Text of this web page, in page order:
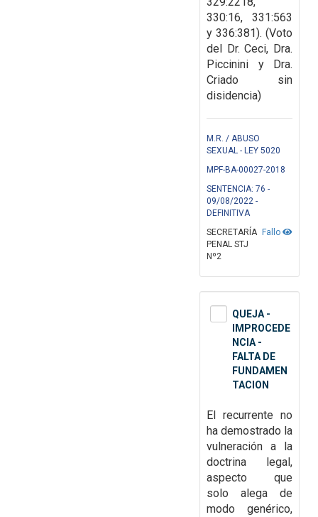
330:16, 331:563
y 336:381). (Voto
del Dr. Ceci, Dra.
Piccinini y Dra.
Criado sin
disidencia)
M.R. / ABUSO
SEXUAL - LEY 5020
MPF-BA-00027-2018
SENTENCIA: 76 -
09/08/2022 -
DEFINITIVA
Fallo
SECRETARÍA
PENAL STJ
Nº2
QUEJA -
IMPROCEDE
NCIA -
FALTA DE
FUNDAMEN
TACION
El recurrente no
ha demostrado la
vulneración a la
doctrina legal,
aspecto que
solo alega de
modo genérico,